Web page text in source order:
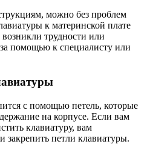
можно без проблем
к материнской плате
трудности или
помощью к специалисту или
с помощью петель, которые
на корпусе. Если вам
клавиатуру, вам
закрепить петли клавиатуры.